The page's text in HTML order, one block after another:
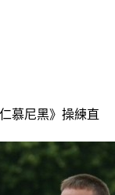
慕尼黑》操練直